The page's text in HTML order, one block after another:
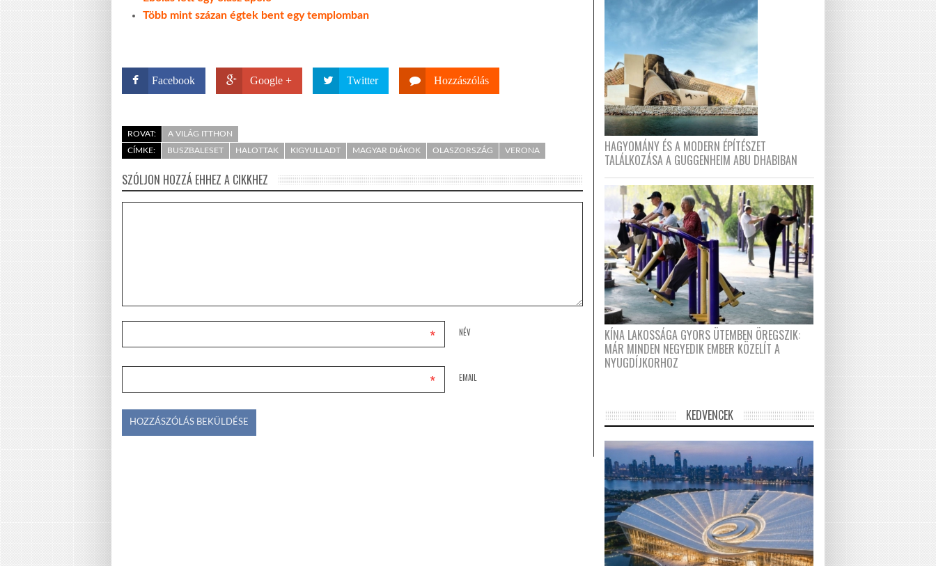
Több mint százan égtek bent egy templomban
Facebook Google + Twitter Hozzászólás
ROVAT:
A VILÁG ITTHON
CÍMKE:
BUSZBALESET HALOTTAK KIGYULLADT MAGYAR DIÁKOK OLASZORSZÁG VERONA
SZÓLJON HOZZÁ EHHEZ A CIKKHEZ
NÉV
*
EMAIL
*
HAGYOMÁNY ÉS A MODERN ÉPÍTÉSZET
TALÁLKOZÁSA A GUGGENHEIM ABU DHABIBAN
KÍNA LAKOSSÁGA GYORS ÜTEMBEN ÖREGSZIK:
MÁR MINDEN NEGYEDIK EMBER KÖZELÍT A
NYUGDÍJKORHOZ
KEDVENCEK